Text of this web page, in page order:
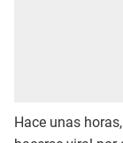
Hace unas